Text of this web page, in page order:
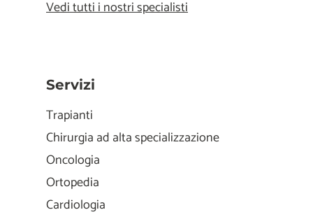
Vedi tutti i nostri specialisti
Servizi
Trapianti
Chirurgia ad alta specializzazione
Oncologia
Ortopedia
Cardiologia